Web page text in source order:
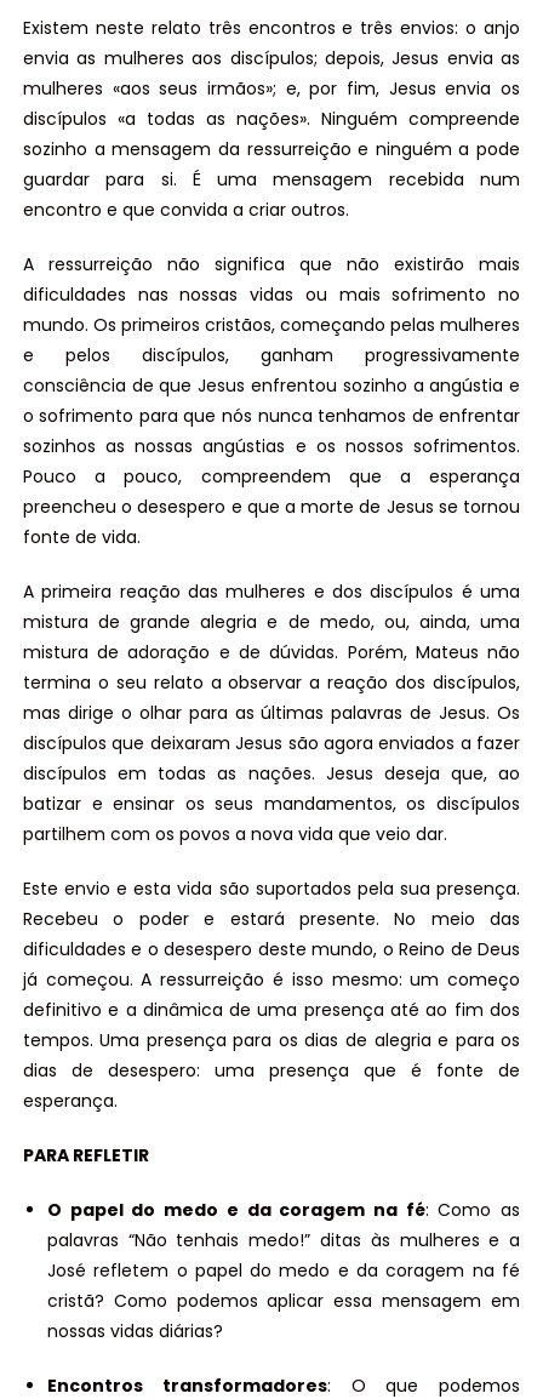
Existem neste relato três encontros e três envios: o anjo
envia as mulheres aos discípulos; depois, Jesus envia as
mulheres «aos seus irmãos»; e, por fim, Jesus envia os
discípulos «a todas as nações». Ninguém compreende
sozinho a mensagem da ressurreição e ninguém a pode
guardar para si. É uma mensagem recebida num
encontro e que convida a criar outros.
A ressurreição não significa que não existirão mais
dificuldades nas nossas vidas ou mais sofrimento no
mundo. Os primeiros cristãos, começando pelas mulheres
e pelos discípulos, ganham progressivamente
consciência de que Jesus enfrentou sozinho a angústia e
o sofrimento para que nós nunca tenhamos de enfrentar
sozinhos as nossas angústias e os nossos sofrimentos.
Pouco a pouco, compreendem que a esperança
preencheu o desespero e que a morte de Jesus se tornou
fonte de vida.
A primeira reação das mulheres e dos discípulos é uma
mistura de grande alegria e de medo, ou, ainda, uma
mistura de adoração e de dúvidas. Porém, Mateus não
termina o seu relato a observar a reação dos discípulos,
mas dirige o olhar para as últimas palavras de Jesus. Os
discípulos que deixaram Jesus são agora enviados a fazer
discípulos em todas as nações. Jesus deseja que, ao
batizar e ensinar os seus mandamentos, os discípulos
partilhem com os povos a nova vida que veio dar.
Este envio e esta vida são suportados pela sua presença.
Recebeu o poder e estará presente. No meio das
dificuldades e o desespero deste mundo, o Reino de Deus
já começou. A ressurreição é isso mesmo: um começo
definitivo e a dinâmica de uma presença até ao fim dos
tempos. Uma presença para os dias de alegria e para os
dias de desespero: uma presença que é fonte de
esperança.
PARA REFLETIR
O papel do medo e da coragem na fé: Como as
palavras “Não tenhais medo!” ditas às mulheres e a
José refletem o papel do medo e da coragem na fé
cristã? Como podemos aplicar essa mensagem em
nossas vidas diárias?
Encontros transformadores: O que podemos